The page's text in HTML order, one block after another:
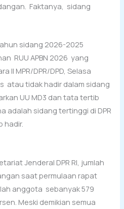
Faktanya, sidang
sidang 2026-2025
RUU APBN 2026 yang
II MPR/DPR/DPD, Selasa
atau tidak hadir dalam sidang
UU MD3 dan tata tertib
adalah sidang tertinggi di DPR
hadir.
Jenderal DPR RI, jumlah
saat permulaan rapat
anggota sebanyak 579
Meski demikian semua